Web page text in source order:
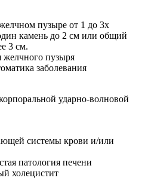
пузыре от 1 до 3х
камень до 2 см или общий
3 см.
пузыря
заболевания
ударно-волновой
системы крови и/или
патология печени
холецистит